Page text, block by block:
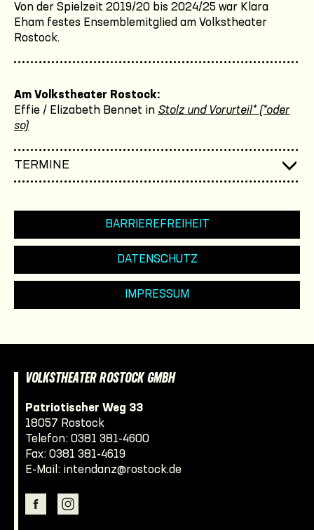
Von der Spielzeit 2019/20 bis 2024/25 war Klara
Eham festes Ensemblemitglied am Volkstheater
Rostock.
Am Volkstheater Rostock:
Effie / Elizabeth Bennet in Stolz und Vorurteil* (*oder
so)
TERMINE
BARRIEREFREIHEIT
DATENSCHUTZ
IMPRESSUM
VOLKSTHEATER ROSTOCK GMBH
Patriotischer Weg 33
18057 Rostock
Telefon: 0381 381-4600
Fax: 0381 381-4619
E-Mail: intendanz@rostock.de